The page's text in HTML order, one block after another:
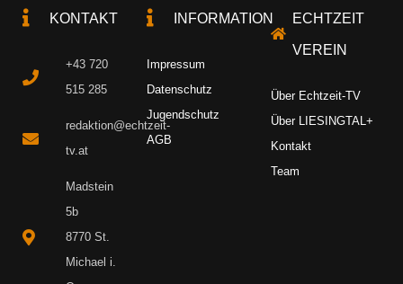
KONTAKT
+43 720
515 285
redaktion@echtzeit-
tv.at
Madstein
5b
8770 St.
Michael i.
INFORMATION
Impressum
Datenschutz
Jugendschutz
AGB
ECHTZEIT
VEREIN
Über Echtzeit-TV
Über LIESINGTAL+
Kontakt
Team